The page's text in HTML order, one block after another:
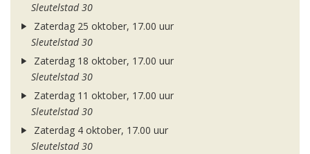
Sleutelstad 30
Zaterdag 25 oktober, 17.00 uur
Sleutelstad 30
Zaterdag 18 oktober, 17.00 uur
Sleutelstad 30
Zaterdag 11 oktober, 17.00 uur
Sleutelstad 30
Zaterdag 4 oktober, 17.00 uur
Sleutelstad 30